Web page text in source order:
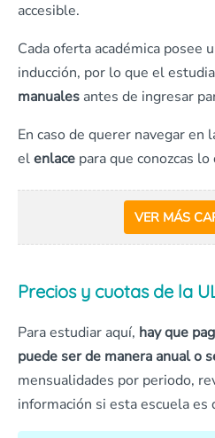
accesible.
Cada oferta académica posee
inducción, por lo que el
manuales antes de ingresar
En caso de querer navegar en
elenlace para que conozcas
VER MÁS
Precios y cuotas de la
Para estudiar aquí, hay que
puede ser de manera anual o
mensualidades por periodo,
información si esta escuela es